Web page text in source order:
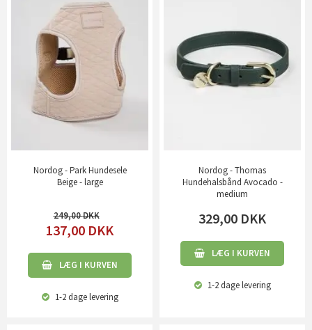
Nordog - Park Hundesele
Beige - large
249,00
137,00 DKK
LÆG I KURVEN
1-2 dagelevering
Nordog - Thomas
Hundehalsbånd Avocado -
medium
329,00 DKK
LÆG I KURVEN
1-2 dagelevering